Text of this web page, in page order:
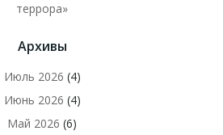
террора»
Архивы
Июль 2026 (4)
Июнь 2026 (4)
Май 2026 (6)